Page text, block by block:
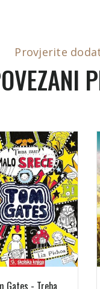
Provjerite
Gates - Treba